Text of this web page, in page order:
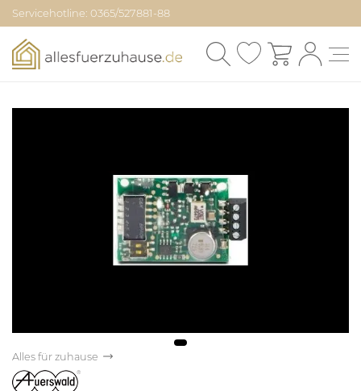
Servicehotline: 0365/527881-88
Alles für zuhause